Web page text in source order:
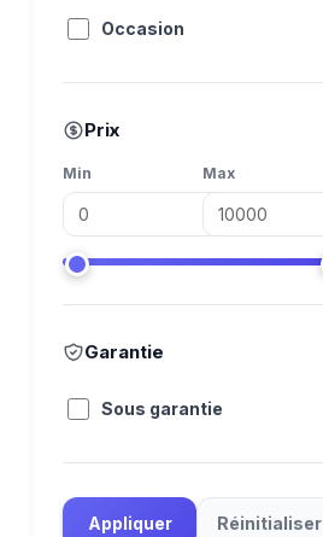
Occasion
Prix
Min Max
Garantie
Sous garantie
Appliquer Réinitialiser